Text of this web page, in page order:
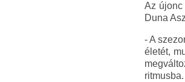
Az újonc
Duna
- A
életét,